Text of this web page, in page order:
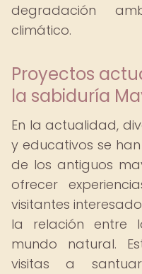
degradación
climático.
Proyectos
la sabiduría
En la actualidad,
y educativos se
de los antiguos
ofrecer
visitantes
la relación entre
mundo natural.
visitas a